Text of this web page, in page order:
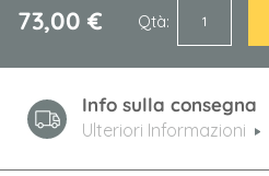
73,00 € Qtà
Info sulla consegna
Ulteriori Informazioni